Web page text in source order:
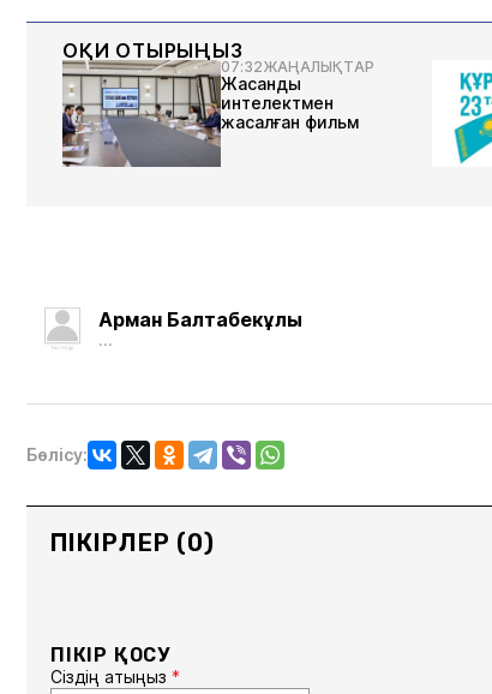
ОҚИ ОТЫРЫҢЫЗ
07:32ЖАҢАЛЫҚТАР
Жасанды
интелектмен
жасалған фильм
Арман Балтабекұлы
...
Бөлісу:
ПІКІРЛЕР (0)
ПІКІР ҚОСУ
Сіздің атыңыз *